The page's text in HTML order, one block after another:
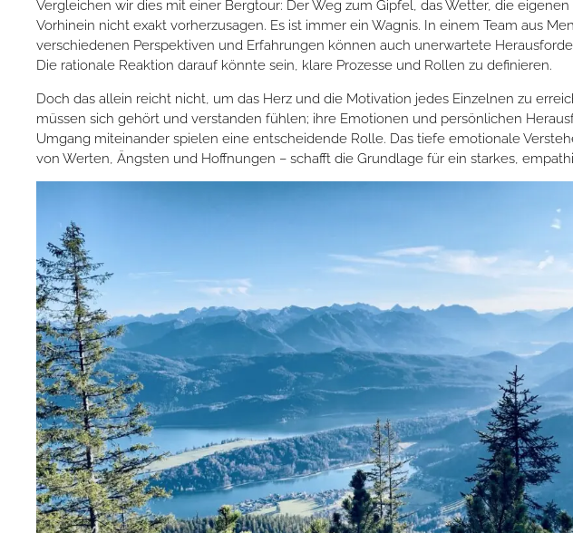
Vergleichen wir dies mit einer Bergtour: Der Weg zum Gipfel, das Wetter, die eigenen
Vorhinein nicht exakt vorherzusagen. Es ist immer ein Wagnis. In einem Team aus
verschiedenen Perspektiven und Erfahrungen können auch unerwartete
Die rationale Reaktion darauf könnte sein, klare Prozesse und Rollen zu definieren.
Doch das allein reicht nicht, um das Herz und die Motivation jedes Einzelnen zu
müssen sich gehört und verstanden fühlen; ihre Emotionen und persönlichen
Umgang miteinander spielen eine entscheidende Rolle. Das tiefe emotionale
von Werten, Ängsten und Hoffnungen – schafft die Grundlage für ein starkes,